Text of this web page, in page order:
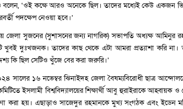
‘ওই কক্ষে আরও অনেকে ছিল। তাদের মধ্যেই কেউ একজন
পদক্ষেপ নেওয়া হবে।’
জেলা সুজনের (সুশাসনের জন্য নাগরিক) সভাপতি অধ্যক্ষ আমিনুর
খুবই দুঃখজনক। তাদের কাছ থেকে এটা আমরা প্রত্যাশা করি না।
কি ছিল সেটিও খুঁজে বের করা জরুরি।’
সালের ১৬ নভেম্বর ঝিনাইদহ জেলা বৈষম্যবিরোধী ছাত্র
ইসলামী বিশ্ববিদ্যালয়ের শিক্ষার্থী আবু হুরাইরাকে আহ্বায়ক
করা হয়। এছাড়াও সাজেদুর রহমানকে মুখ্য সংগঠক এবং ইডেন